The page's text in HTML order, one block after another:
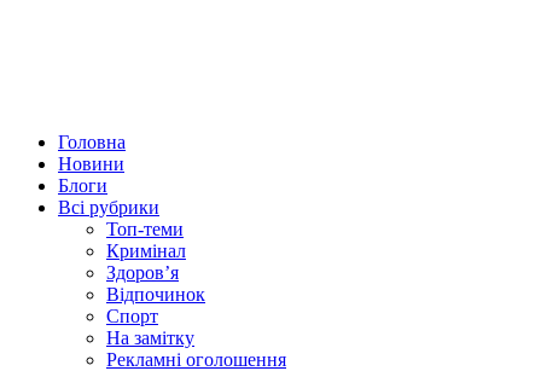
Головна
Новини
Блоги
Всі рубрики
Топ-теми
Кримінал
Здоров’я
Відпочинок
Спорт
На замітку
Рекламні оголошення